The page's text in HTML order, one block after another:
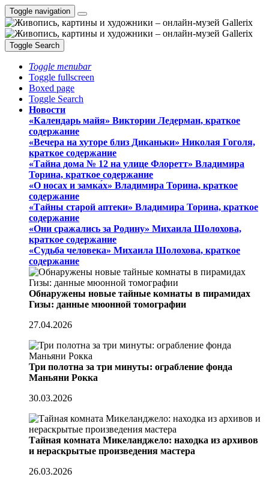
Toggle navigation
Toggle Search
Toggle menubar
Toggle fullscreen
Boxed page
Toggle Search
Новости
«Календарь майя» Виктории Ледерман, краткое
содержание
«Вечера на хуторе близ Диканьки» Николая Гоголя,
краткое содержание
«Тайна дома № 12 на улице Флоретт» Владимира
Торина, краткое содержание
«О носах и замка́х» Владимира Торина, краткое
содержание
«Тайны старой аптеки» Владимира Торина, краткое
содержание
«Они сражались за Родину» Михаила Шолохова,
краткое содержание
«Судьба человека» Михаила Шолохова, краткое
содержание
Обнаружены новые тайные комнаты в пирамидах
Гизы: данные мюонной томографии
27.04.2026
Три полотна за три минуты: ограбление фонда
Маньяни Рокка
30.03.2026
Тайная комната Микеланджело: находка из архивов
и нераскрытые произведения мастера
26.03.2026